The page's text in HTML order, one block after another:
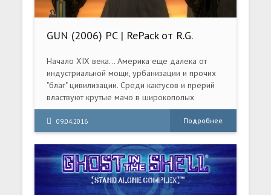
GUN (2006) PC | RePack от R.G.
Начало XIX века... Америка еще далека от
индустриальной мощи, урбанизации и прочих
"благ" цивилизации. Среди кактусов и прерий
властвуют крутые мачо в широкополых
шляпах и с револьверами за поясом.
09.04.2016 Подробнее